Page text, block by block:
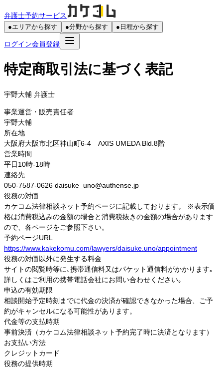
弁護士予約サービス
●エリアから探す ●分野から探す ● 日程から探す
ログイン会員登録
特定商取引法に基づく表記
宇野大輔 弁護士
事業運営・販売責任者
宇野大輔
所在地
大阪府大阪市北区神山町6-4 AXIS UMEDA Bld.8階
営業時間
平日10時-18時
連絡先
050-7587-0626 daisuke_uno@authense.jp
役務の対価
カケコム法律相談ネット予約ページに記載しております。 ※表示価
格は消費税込みの金額の場合と消費税抜きの金額の場合があります
ので、各ページをご参照下さい。
予約ページURL
https://www.kakekomu.com/lawyers/daisuke.uno/appointment
役務の対価以外に発生する料金
サイトの閲覧時等に､携帯通信料又はパケット通信料がかかります｡
詳しくはご利用の携帯電話会社にお問い合わせください｡
申込の有効期限
相談開始予定時刻までに代金の決済が確認できなかった場合、ご予
約がキャンセルになる可能性があります。
代金等の支払時期
事前決済（カケコム法律相談ネット予約完了時に決済となります）
お支払い方法
クレジットカード
役務の提供時期